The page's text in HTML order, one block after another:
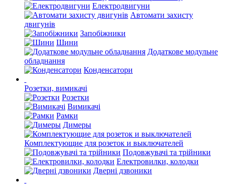
Електродвигуни
Автомати захисту
двигунів
Запобіжники
Шини
Додаткове модульне
обладнання
Конденсатори
Розетки, вимикачі
Розетки
Вимикачі
Рамки
Димеры
Комплектующие для розеток и выключателей
Подовжувачі та трійники
Електровилки, колодки
Дверні дзвоники